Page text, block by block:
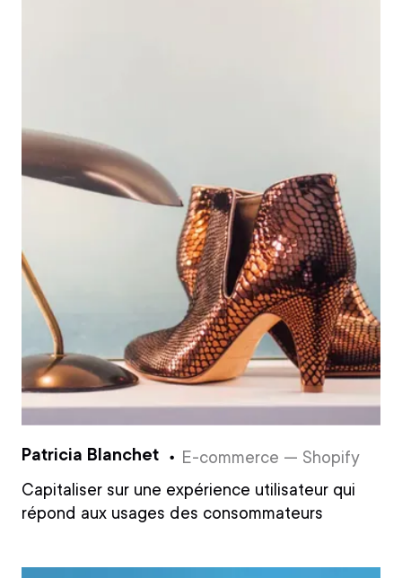
Patricia Blanchet
E-commerce — Shopify
Capitaliser sur une expérience utilisateur qui
répond aux usages des consommateurs